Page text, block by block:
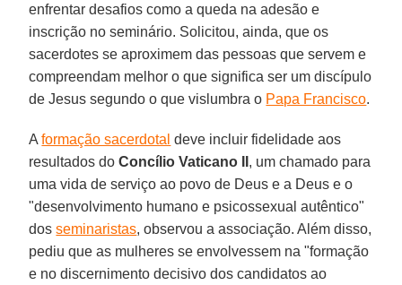
enfrentar desafios como a queda na adesão e
inscrição no seminário. Solicitou, ainda, que os
sacerdotes se aproximem das pessoas que servem e
compreendam melhor o que significa ser um discípulo
de Jesus segundo o que vislumbra o Papa Francisco.
Aformação sacerdotal deve incluir fidelidade aos
resultados doConcílio Vaticano II , um chamado para
uma vida de serviço ao povo de Deus e a Deus e o
"desenvolvimento humano e psicossexual autêntico"
dosseminaristas, observou a associação. Além disso,
pediu que as mulheres se envolvessem na "formação
e no discernimento decisivo dos candidatos ao